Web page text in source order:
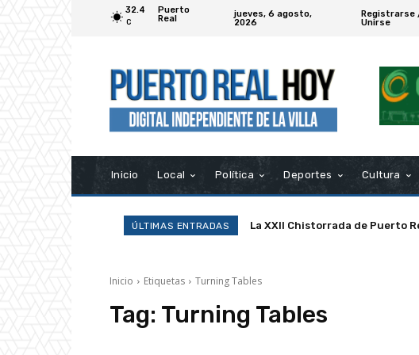
32.4
C
Puerto
Real
jueves, 6 agosto,
2026
Registrarse
Unirse
Inicio Local Política Deportes Cultura
ÚLTIMAS ENTRADAS La XXII Chistorrada de Puerto
Inicio Etiquetas Turning Tables
Tag: Turning Tables